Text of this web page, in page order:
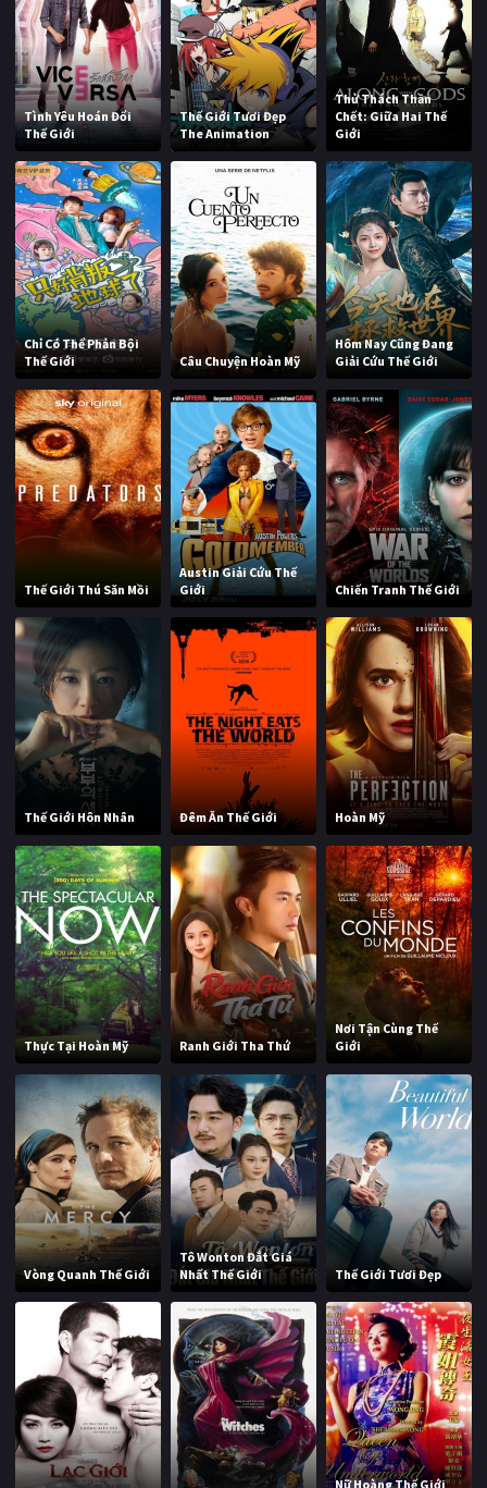
Tình Yêu Hoán Đổi
Thế Giới
Thế Giới Tươi Đẹp
The Animation
Thử Thách Thần
Chết: Giữa Hai Thế
Giới
Chỉ Có Thể Phản Bội
Thế Giới
Câu Chuyện Hoàn Mỹ
Hôm Nay Cũng Đang
Giải Cứu Thế Giới
Thế Giới Thú Săn Mồi
Austin Giải Cứu Thế
Giới
Chiến Tranh Thế Giới
Thế Giới Hôn Nhân Đêm Ăn Thế Giới Hoàn Mỹ
Thực Tại Hoàn Mỹ Ranh Giới Tha Thứ
Nơi Tận Cùng Thế
Giới
Vòng Quanh Thế Giới
Tô Wonton Đắt Giá
Nhất Thế Giới
Thế Giới Tươi Đẹp
Nữ Hoàng Thế Giới